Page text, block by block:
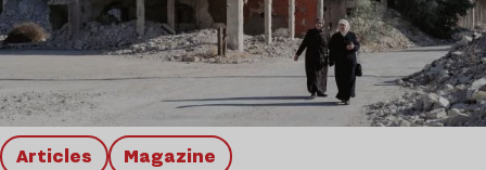
Articles magazine